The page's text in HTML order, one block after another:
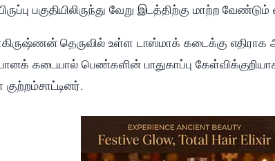
பகுதியிலிருந்து வேறு இடத்திற்கு மாற்ற
தெருவில் உள்ள டாஸ்மாக் கடைக்கு எதிராக
கடையால் பெண்களின் பாதுகாப்பு